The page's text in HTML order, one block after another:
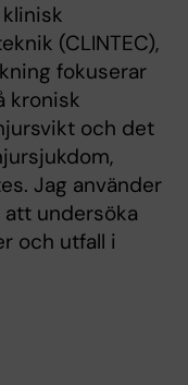
(CLINTEC),
fokuserar
kronisk
och det
Jag använder
undersöka
och utfall i